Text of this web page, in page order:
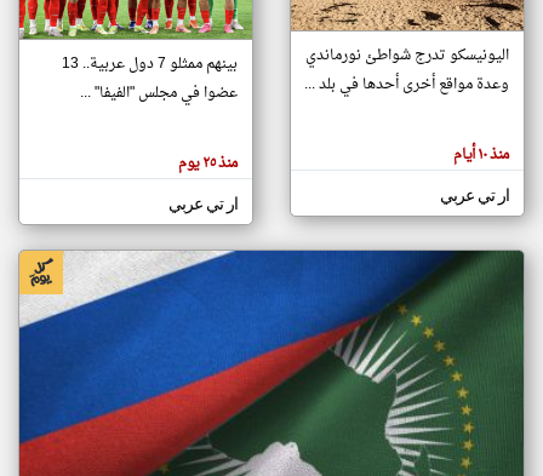
تغيير الدولة
اخبار جزر القمر على مدار الساعة
أهم اخبار جزر القمر العاجلة والمباشرة
هنا عن
وجهة
كاتبيها.
اليونيسكو تدرج شواطئ نورماندي
وعدة مواقع أخرى أحدها في بلد ...
منذ ١٠ أيام
ار تي عربي
بينهم ممثلو 7 دول عربية.. 13
عضوا في مجلس "الفيفا" ...
منذ ٢٥ يوم
ار تي عربي
klyoum.com